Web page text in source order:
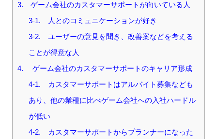
3. ゲーム会社のカスタマーサポートが向いている人
3-1. 人とのコミュニケーションが好き
3-2. ユーザーの意見を聞き、改善案などを考える
ことが得意な人
4. ゲーム会社のカスタマーサポートのキャリア形成
4-1. カスタマーサポートはアルバイト募集なども
あり、他の業種に比べゲーム会社への入社ハードル
が低い
4-2. カスタマーサポートからプランナーになった